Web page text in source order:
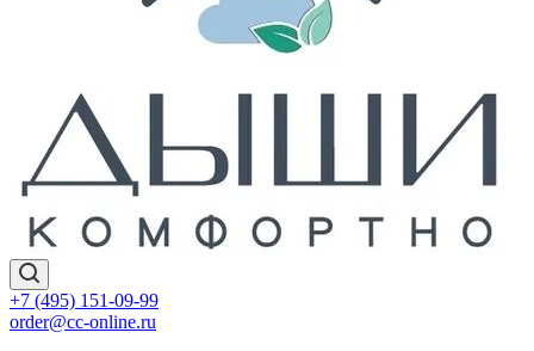
+7 (495) 151-09-99
order@cc-online.ru